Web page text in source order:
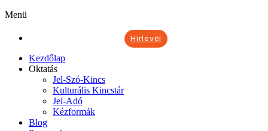
Menü
Hírlevél
Kezdőlap
Oktatás
Jel-Szó-Kincs
Kulturális Kincstár
Jel-Adó
Kézformák
Blog